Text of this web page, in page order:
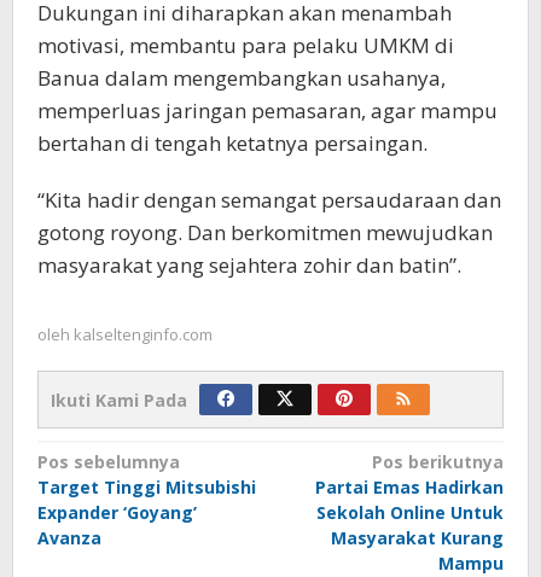
Dukungan ini diharapkan akan menambah
motivasi, membantu para pelaku UMKM di
Banua dalam mengembangkan usahanya,
memperluas jaringan pemasaran, agar mampu
bertahan di tengah ketatnya persaingan.
“Kita hadir dengan semangat persaudaraan dan
gotong royong. Dan berkomitmen mewujudkan
masyarakat yang sejahtera zohir dan batin”.
oleh kalseltenginfo.com
Ikuti Kami Pada
Navigasi
pos
Pos sebelumnya
Target Tinggi Mitsubishi
Expander ‘Goyang’
Avanza
Pos berikutnya
Partai Emas Hadirkan
Sekolah Online Untuk
Masyarakat Kurang
Mampu